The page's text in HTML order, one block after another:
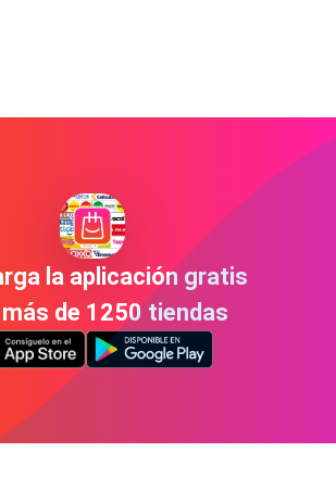
la aplicación gratis
de 1250 tiendas